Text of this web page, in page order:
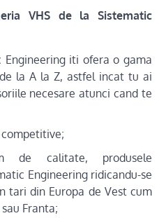
VHS de la Sistematic
Engineering iti ofera o gama
la A la Z, astfel incat tu ai
necesare atunci cand te
de calitate, produsele
Engineering ridicandu-se
tari din Europa de Vest cum
Franta;